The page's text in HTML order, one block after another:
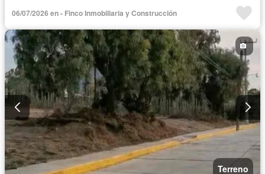
06/07/2026 en - Finco Inmobiliaria y Construcción
Terreno